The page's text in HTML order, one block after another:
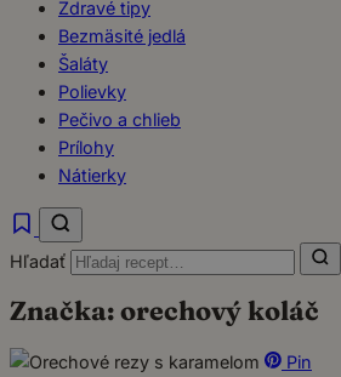
Zdravé tipy
Bezmäsité jedlá
Šaláty
Polievky
Pečivo a chlieb
Prílohy
Nátierky
Hľadať
Značka:orechový koláč
Pin